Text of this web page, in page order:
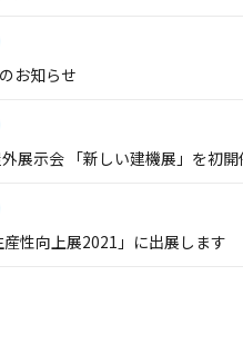
お知らせ
展示会 「新しい建機展」を初開
産性向上展2021」に出展します